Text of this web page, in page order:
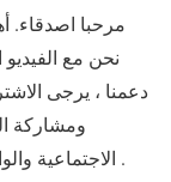
نحن مع
دعمنا ، يرجى
ومشاركة
الاجتماعية والواتس اب. شكرا لك من الآن. مع أطيب التحيات .